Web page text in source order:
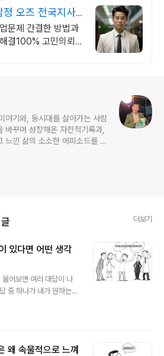
오즈 전국지사
문제 간결한 방법과
결100% 고민의뢰
야기와, 동시대를 살아가는 사람
바꾸며 성장해온 자전적기록과,
느낀 삶의 소소한 에피소드를 전
수의 인생수업
더보기
있다면 어떤 생각
어보면 여러 대답이 나
중 하나가 내가 원하는
해지기 위해서인 경우가
싶은 것을 많이 배울 수
왜 속물적으로 느껴